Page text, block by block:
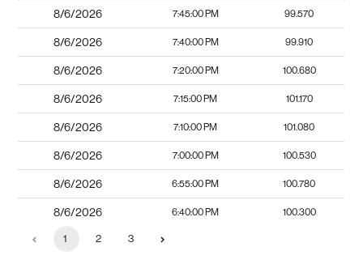
8/6/2026 7:45:00 PM 99.570
8/6/2026 7:40:00 PM 99.910
8/6/2026 7:20:00 PM 100.680
8/6/2026 7:15:00 PM 101.170
8/6/2026 7:10:00 PM 101.080
8/6/2026 7:00:00 PM 100.530
8/6/2026 6:55:00 PM 100.780
8/6/2026 6:40:00 PM 100.300
1 2 3